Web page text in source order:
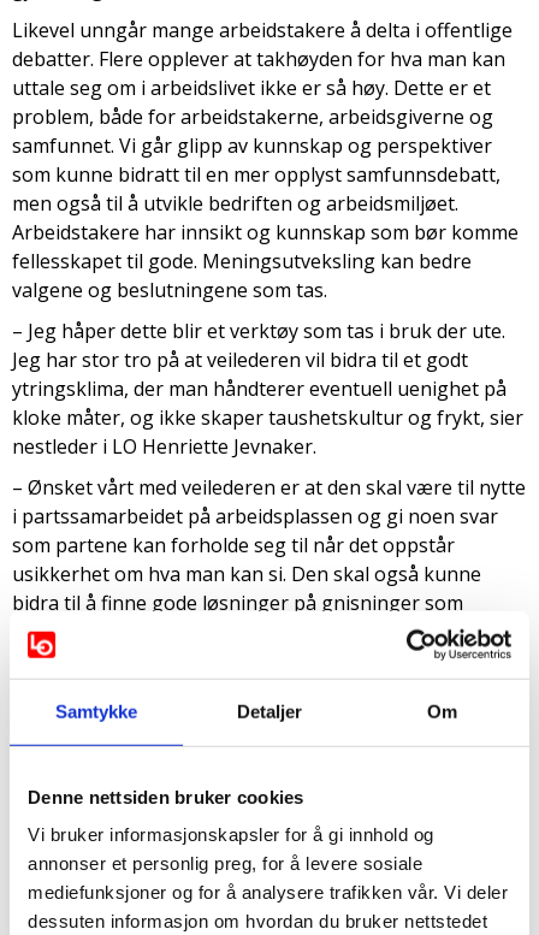
Samtykke Detaljer Om
Denne nettsiden bruker cookies
Vi bruker informasjonskapsler for å gi innhold og
annonser et personlig preg, for å levere sosiale
mediefunksjoner og for å analysere trafikken vår. Vi deler
dessuten informasjon om hvordan du bruker nettstedet
Likevel unngår mange arbeidstakere å delta i offentlige
debatter. Flere opplever at takhøyden for hva man kan
uttale seg om i arbeidslivet ikke er så høy. Dette er et
problem, både for arbeidstakerne, arbeidsgiverne og
samfunnet. Vi går glipp av kunnskap og perspektiver
som kunne bidratt til en mer opplyst samfunnsdebatt,
men også til å utvikle bedriften og arbeidsmiljøet.
Arbeidstakere har innsikt og kunnskap som bør komme
fellesskapet til gode. Meningsutveksling kan bedre
valgene og beslutningene som tas.
– Jeg håper dette blir et verktøy som tas i bruk der ute.
Jeg har stor tro på at veilederen vil bidra til et godt
ytringsklima, der man håndterer eventuell uenighet på
kloke måter, og ikke skaper taushetskultur og frykt, sier
nestleder i LO Henriette Jevnaker.
– Ønsket vårt med veilederen er at den skal være til nytte
i partssamarbeidet på arbeidsplassen og gi noen svar
som partene kan forholde seg til når det oppstår
usikkerhet om hva man kan si. Den skal også kunne
bidra til å finne gode løsninger på gnisninger som
oppstår fordi noen har uttalt seg fritt om forhold som
andre mener er uønsket.
Ytringsfrihetskommisjonen undersøkte i 2022 rammene
for ytringsfrihet i Norge, og anbefalte aktørene i
opplæring og trening i å bruke ytringsfriheten. LO og
mange arbeidstakere ikke uttaler seg fordi de er usikre
på hvor grensene går. Dette kan også være uklart for
mange arbeidsgivere.